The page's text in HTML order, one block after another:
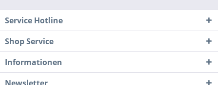
Service Hotline
Shop Service
Informationen